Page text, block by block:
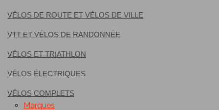
VÉLOS DE ROUTE ET VÉLOS DE VILLE
VTT ET VÉLOS DE RANDONNÉE
VÉLOS ET TRIATHLON
VÉLOS ÉLECTRIQUES
VÉLOS COMPLETS
Marques